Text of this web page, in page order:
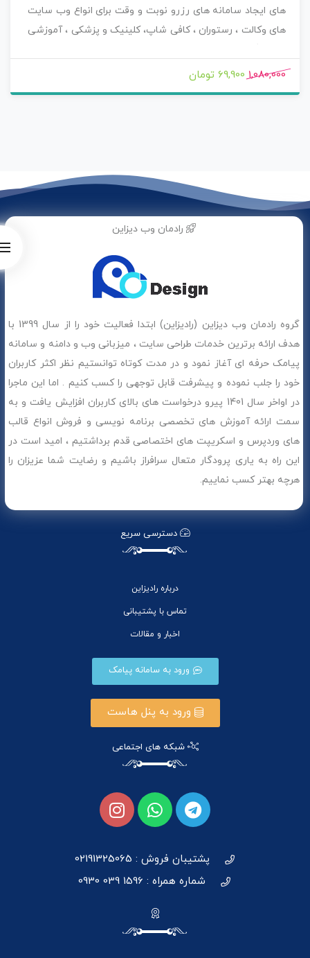
های ایجاد سامانه های رزرو نوبت و وقت برای انواع وب سایت
های وکالت ، رستوران ، کافی شاپ، کلینیک و پزشکی ، آموزشی
ایجاد بستر مناسب برای رزرو وقت انلاین و هوشمند دارند بوده
پرداخت و پی پینگ) به صورت کاملا فارسی و تقویم فارسی با
اپدیت منظم و بدون محدودیت لایسنس با خیال راحت خرید
کنید و از امکانات آن بهره مند شوید .
1,080,000 69,900 تومان
رادمان وب دیزاین
گروه رادمان وب دیزاین (رادیزاین) ابتدا فعالیت خود را از سال 1399 با
هدف ارائه برترین خدمات طراحی سایت ، میزبانی وب و دامنه و سامانه
پیامک حرفه ای آغاز نمود و در مدت کوتاه توانستیم نظر اکثر کاربران
خود را جلب نموده و پیشرفت قابل توجهی را کسب کنیم . اما این ماجرا
در اواخر سال 1401 پیرو درخواست های بالای کاربران افزایش یافت و به
سمت ارائه آموزش های تخصصی برنامه نویسی و فروش انواع قالب
های وردپرس و اسکریپت های اختصاصی قدم برداشتیم ، امید است در
این راه به یاری پرودگار متعال سرافراز باشیم و رضایت شما عزیزان را
هرچه بهتر کسب نماییم.
دسترسی سریع
درباره رادیزاین
تماس با پشتیبانی
اخبار و مقالات
ورود به سامانه پیامک
ورود به پنل هاست
شبکه های اجتماعی
پشتیبان فروش : 02191325065
شماره همراه : 1596 039 0930